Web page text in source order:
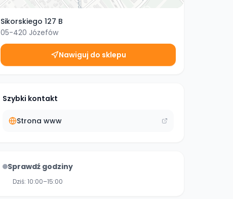
Sikorskiego 127 B
05-420 Józefów
Nawiguj do sklepu
Szybki kontakt
Strona www
Sprawdź godziny
Dziś: 10:00–15:00